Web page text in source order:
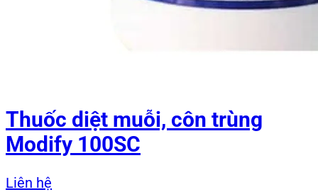
Thuốc diệt muỗi, côn trùng
Modify 100SC
Liên hệ